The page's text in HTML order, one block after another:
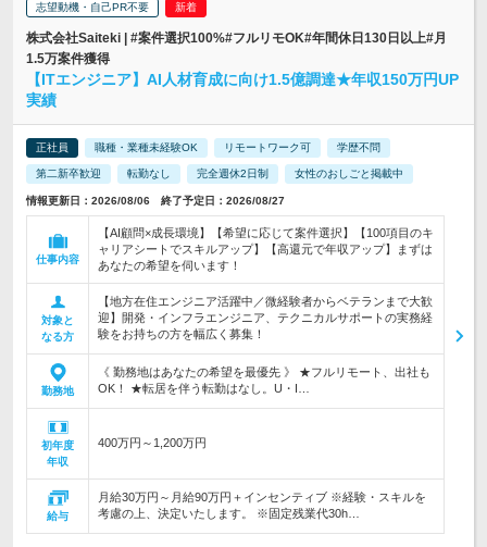
志望動機・自己PR不要
株式会社Saiteki | #案件選択100%#フルリモOK#年間休日130日以上#月
1.5万案件獲得
【ITエンジニア】AI人材育成に向け1.5億調達★年収150万円UP
実績
正社員 職種・業種未経験OK リモートワーク可 学歴不問
第二新卒歓迎 転勤なし 完全週休2日制 女性のおしごと掲載中
情報更新日：2026/08/06 終了予定日：2026/08/27
仕事内容
【AI顧問×成長環境】【希望に応じて案件選択】【100項目のキ
ャリアシートでスキルアップ】【高還元で年収アップ】まずは
あなたの希望を伺います！
対象と
なる方
【地方在住エンジニア活躍中／微経験者からベテランまで大歓
迎】開発・インフラエンジニア、テクニカルサポートの実務経
験をお持ちの方を幅広く募集！
勤務地
《 勤務地はあなたの希望を最優先 》 ★フルリモート、出社も
OK！ ★転居を伴う転勤はなし。U・I…
初年度
年収
400万円～1,200万円
給与
月給30万円～月給90万円＋インセンティブ ※経験・スキルを
考慮の上、決定いたします。 ※固定残業代30h…